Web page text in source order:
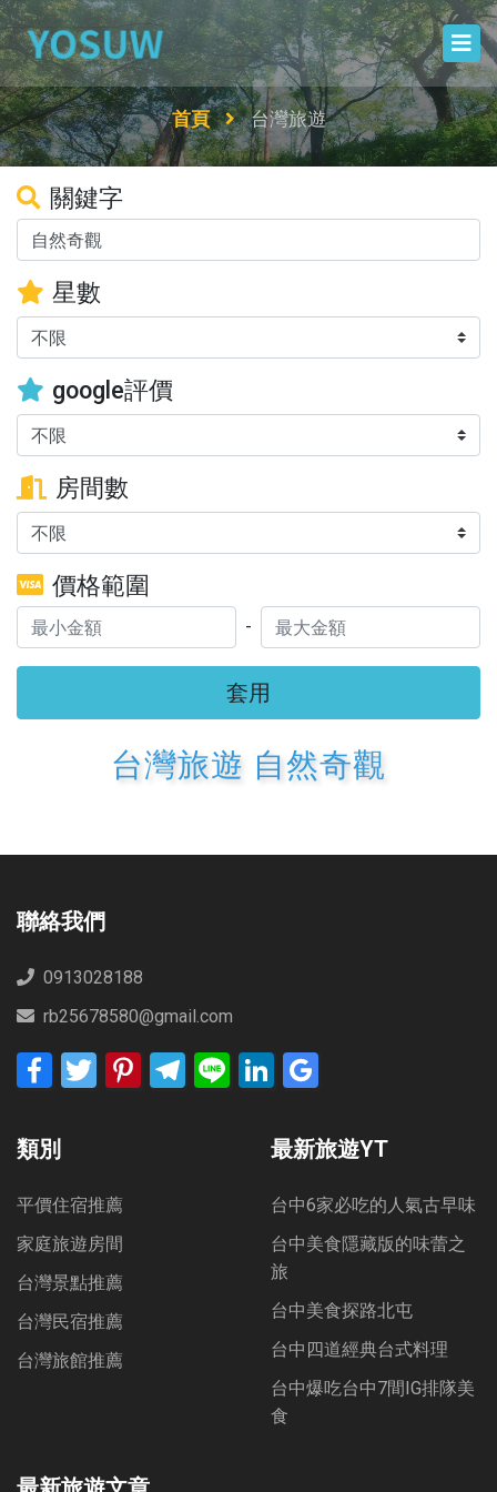
首頁 台灣旅遊
關鍵字
星數
google評價
房間數
價格範圍
-
套用
台灣旅遊 自然奇觀
聯絡我們
0913028188
rb25678580@gmail.com
FacebookTwitter PinterestTelegram
Line LinkedIn
類別
平價住宿推薦
家庭旅遊房間
台灣景點推薦
台灣民宿推薦
台灣旅館推薦
最新旅遊YT
台中6家必吃的人氣古早味
台中美食隱藏版的味蕾之
旅
台中美食探路北屯
台中四道經典台式料理
台中爆吃台中7間IG排隊美
食